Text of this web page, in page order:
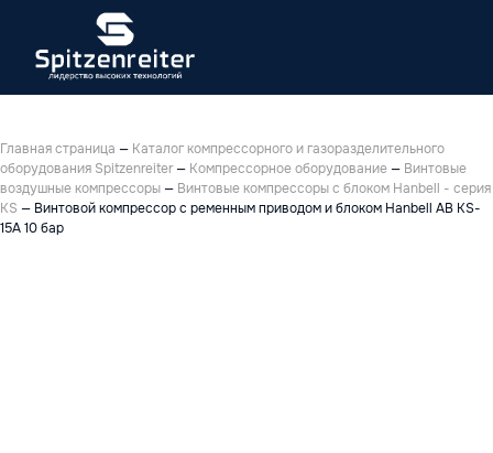
Главная страница — Каталог компрессорного и газоразделительного
оборудования Spitzenreiter— Компрессорное оборудование— Винтовые
воздушные компрессоры— Винтовые компрессоры с блоком Hanbell - серия
KS — Винтовой компрессор с ременным приводом и блоком Hanbell AB KS-
15A 10 бар